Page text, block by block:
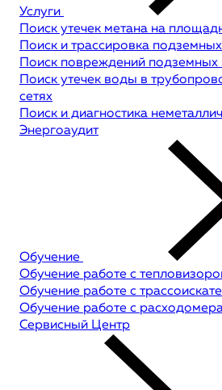
Услуги
Поиск утечек метана на
Поиск и трассировка
Поиск повреждений
Поиск утечек воды в
сетях
Поиск и диагностика
Энергоаудит
Обучение
Обучение работе с
Обучение работе с
Обучение работе с
Сервисный Центр